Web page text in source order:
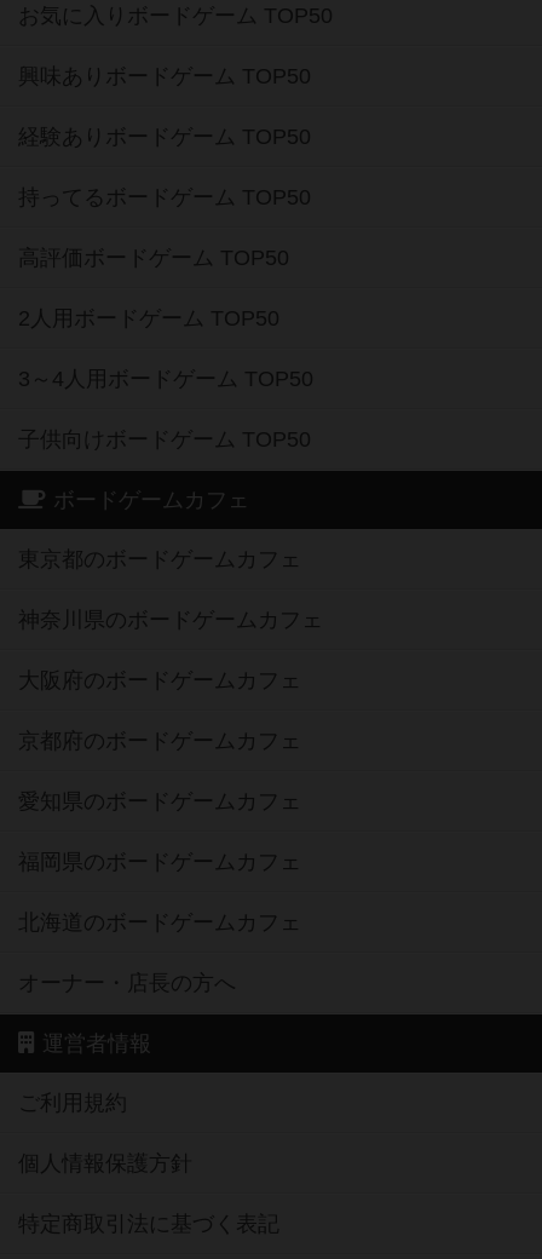
お気に入りボードゲーム TOP50
興味ありボードゲーム TOP50
経験ありボードゲーム TOP50
持ってるボードゲーム TOP50
高評価ボードゲーム TOP50
2人用ボードゲーム TOP50
3～4人用ボードゲーム TOP50
子供向けボードゲーム TOP50
ボードゲームカフェ
東京都のボードゲームカフェ
神奈川県のボードゲームカフェ
大阪府のボードゲームカフェ
京都府のボードゲームカフェ
愛知県のボードゲームカフェ
福岡県のボードゲームカフェ
北海道のボードゲームカフェ
オーナー・店長の方へ
運営者情報
ご利用規約
個人情報保護方針
特定商取引法に基づく表記